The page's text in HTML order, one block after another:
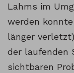
Lahms im
werden
länger
der laufenden
sichtbaren